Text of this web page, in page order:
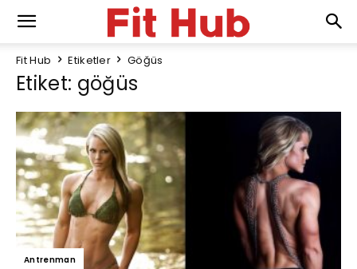
Fit Hub Etiketler Göğüs
Etiket: göğüs
Antrenman